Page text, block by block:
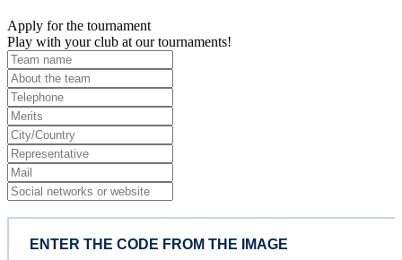
Apply for the tournament
Play with your club at our tournaments!